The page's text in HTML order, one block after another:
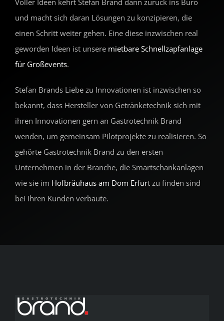
Voller Ideen kehrt Stefan Brand dann zurück ins Büro
und macht sich daran Lösungen zu konzipieren, die
einen Schritt weiter gehen. Eine diese inzwischen real
geworden Ideen ist unsere mietbare Schnellzapfanlage
für Großevents.
Stefan Brands Liebe zu Innovationen ist inzwischen so
bekannt, dass Hersteller von Getränketechnik sich mit
ihren Innovationen gern an Gastrotechnik Brand
wenden, um gemeinsam Pilotprojekte zu realisieren. So
gehörte Gastrotechnik Brand zu den ersten
Unternehmen in der Branche, die Smartschankanlagen
wie sie im Hofbräuhaus am Dom Erfurt zu finden sind
bei Ihren Kunden verbaute.